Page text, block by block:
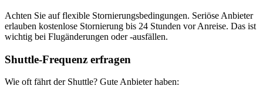
Achten Sie auf flexible Stornierungsbedingungen. Seriöse Anbieter
erlauben kostenlose Stornierung bis 24 Stunden vor Anreise. Das ist
wichtig bei Flugänderungen oder -ausfällen.
Shuttle-Frequenz erfragen
Wie oft fährt der Shuttle? Gute Anbieter haben: